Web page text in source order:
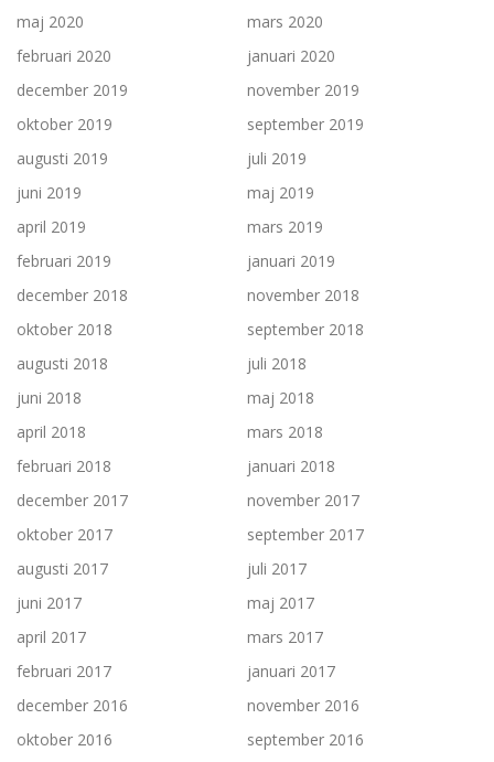
maj 2020
mars 2020
februari 2020
januari 2020
december 2019
november 2019
oktober 2019
september 2019
augusti 2019
juli 2019
juni 2019
maj 2019
april 2019
mars 2019
februari 2019
januari 2019
december 2018
november 2018
oktober 2018
september 2018
augusti 2018
juli 2018
juni 2018
maj 2018
april 2018
mars 2018
februari 2018
januari 2018
december 2017
november 2017
oktober 2017
september 2017
augusti 2017
juli 2017
juni 2017
maj 2017
april 2017
mars 2017
februari 2017
januari 2017
december 2016
november 2016
oktober 2016
september 2016